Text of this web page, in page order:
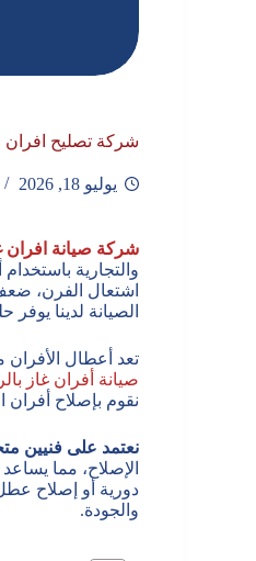
شركة تصليح افران
يوليو 18, 2026
شركة صيانة افران
والتجارية
اشتعال الفرن،
الصيانة لدينا
تعد أعطال
صيانة أفران غاز
نقوم بإصلاح أفران
نعتمد على فنيين
الإصلاح، مما
دورية أو إصلاح
والجودة.